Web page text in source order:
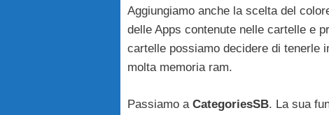
Aggiungiamo anche la scelta del
delle Apps contenute nelle cartelle e
cartelle possiamo decidere di tenerle
molta memoria ram.
Passiamo a CategoriesSB. La sua